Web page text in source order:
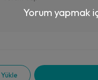
Yorum yapmak